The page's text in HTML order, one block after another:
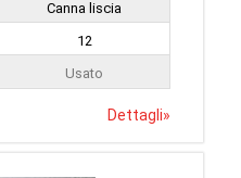
Canna liscia
12
Usato
Dettagli»